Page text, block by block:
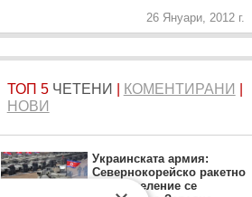
26 Януари, 2012 г.
ТОП 5 ЧЕТЕНИ КОМЕНТИРАНИ
НОВИ
Украинската армия:
Севернокорейско ракетно
подразделение се